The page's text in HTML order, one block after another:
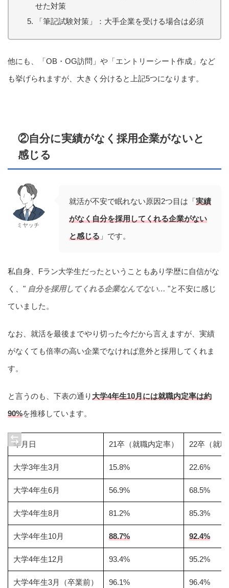
せた対策
「筆記試験対策」：大手企業を受ける場合は必須
他にも、「OB・OG訪問」や「エントリーシート作成」など
も挙げられますが、大きく分けると上記5つになります。
②自分に実績がなく採用企業がないと
感じる
ミヤッチ
就活が不安で眠れない原因2つ目は「実績
がなく自分を採用してくれる企業がない
と感じる 」です。
私自身、Fラン大学生だったということもあり学歴に自信がな
く、" 自分を採用してくれる企業なんてない… "と不安に感じ
ていました。
なお、就活を最後までやり切った今だから言えますが、実績
がなくても倍率の高い企業でなければ意外と採用してくれま
す。
と言うのも、下表の通り大学4年生10月には就職内定率は約
90%を推移しています。
年月日 21卒（就職内定率） 22卒（就
大学3年生3月 15.8% 22.6%
大学4年生6月 56.9% 68.5%
大学4年生8月 81.2% 85.3%
大学4年生10月 88.7% 92.4%
大学4年生12月 93.4% 95.2%
大学4年生3月（卒業前） 96.1% 96.4%